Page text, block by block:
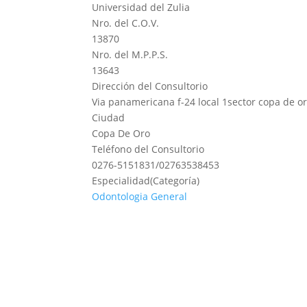
Universidad del Zulia
Nro. del C.O.V.
13870
Nro. del M.P.P.S.
13643
Dirección del Consultorio
Via panamericana f-24 local 1sector copa de
Ciudad
Copa De Oro
Teléfono del Consultorio
0276-5151831/02763538453
Especialidad(Categoría)
Odontologia General